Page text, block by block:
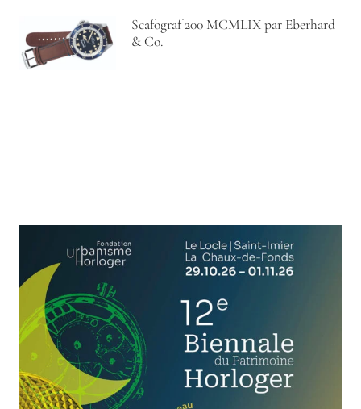
Scafograf 200 MCMLIX par Eberhard
& Co.